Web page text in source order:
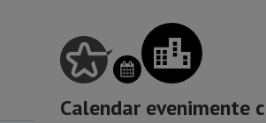
Calendar evenimente